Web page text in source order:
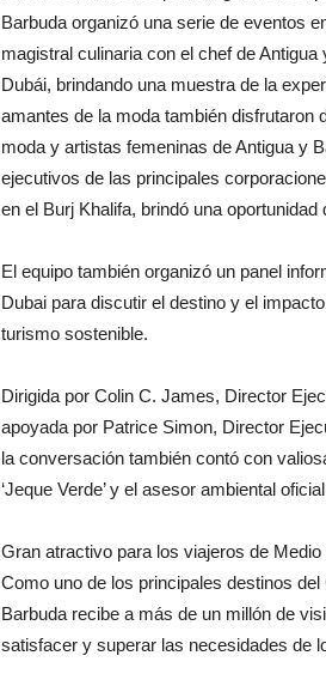
Barbuda organizó una serie de eventos
magistral culinaria con el chef de
Dubái, brindando una muestra de la
amantes de la moda también disfrutaron
moda y artistas femeninas de Antigua y
ejecutivos de las principales
en el Burj Khalifa, brindó una
El equipo también organizó un panel
Dubai para discutir el destino y el
turismo sostenible.
Dirigida por Colin C. James, Director
apoyada por Patrice Simon, Director
la conversación también contó con
‘Jeque Verde’ y el asesor ambiental
Gran atractivo para los viajeros de Medio
Como uno de los principales destinos
Barbuda recibe a más de un millón de
satisfacer y superar las necesidades de